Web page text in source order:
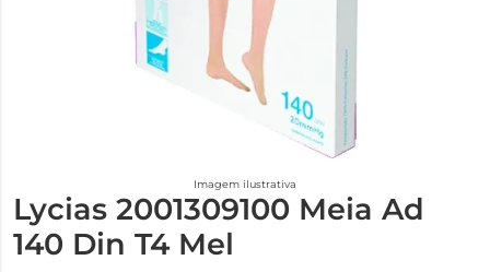
Imagem ilustrativa
Lycias 2001309100 Meia Ad
140 Din T4 Mel